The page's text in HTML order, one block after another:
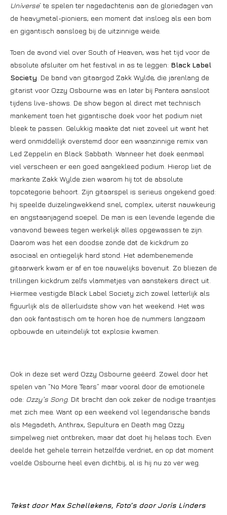
Universe’ te spelen ter nagedachtenis aan de gloriedagen van
de heavymetal-pioniers; een moment dat insloeg als een bom
en gigantisch aansloeg bij de uitzinnige weide.
Toen de avond viel over South of Heaven, was het tijd voor de
absolute afsluiter om het festival in as te leggen: Black Label
Society . De band van gitaargod Zakk Wylde, die jarenlang de
gitarist voor Ozzy Osbourne was en later bij Pantera aansloot
tijdens live-shows. De show begon al direct met technisch
mankement toen het gigantische doek voor het podium niet
bleek te passen. Gelukkig maakte dat niet zoveel uit want het
werd onmiddellijk overstemd door een waanzinnige remix van
Led Zeppelin en Black Sabbath. Wanneer het doek eenmaal
viel verscheen er een goed aangekleed podium. Hierop liet de
markante Zakk Wylde zien waarom hij tot de absolute
topcategorie behoort. Zijn gitaarspel is serieus ongekend goed:
hij speelde duizelingwekkend snel, complex, uiterst nauwkeurig
en angstaanjagend soepel. De man is een levende legende die
vanavond bewees tegen werkelijk alles opgewassen te zijn.
Daarom was het een doodse zonde dat de kickdrum zo
asociaal en ontiegelijk hard stond. Het adembenemende
gitaarwerk kwam er af en toe nauwelijks bovenuit. Zo bliezen de
trillingen kickdrum zelfs vlammetjes van aanstekers direct uit.
Hiermee vestigde Black Label Society zich zowel letterlijk als
figuurlijk als de allerluidste show van het weekend. Het was
dan ook fantastisch om te horen hoe de nummers langzaam
opbouwde en uiteindelijk tot explosie kwamen.
Ook in deze set werd Ozzy Osbourne geëerd. Zowel door het
spelen van “No More Tears” maar vooral door de emotionele
ode: Ozzy’s Song. Dit bracht dan ook zeker de nodige traantjes
met zich mee. Want op een weekend vol legendarische bands
als Megadeth, Anthrax, Sepultura en Death mag Ozzy
simpelweg niet ontbreken, maar dat doet hij helaas toch. Even
deelde het gehele terrein hetzelfde verdriet, en op dat moment
voelde Osbourne heel even dichtbij, al is hij nu zo ver weg.
Tekst door Max Schellekens, Foto’s door Joris Linders